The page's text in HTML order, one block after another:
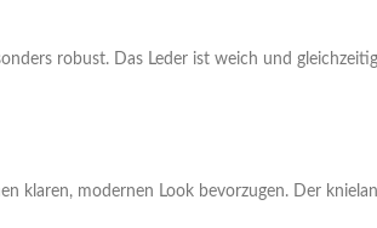
robust. Das Leder ist weich und
klaren, modernen Look bevorzugen. Der